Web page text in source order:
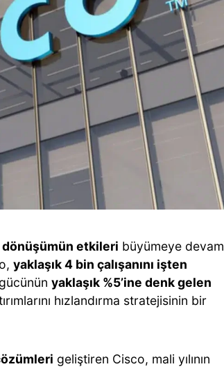
dönüşümün etkileri büyümeye devam
yaklaşık 4 bin çalışanını işten
yaklaşık %5’ine denk gelen
hızlandırma stratejisinin bir
geliştiren Cisco, mali yılının